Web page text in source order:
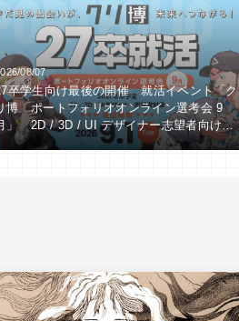
08/07
卒学生向け最後の開催 就活イベント「ク
博 ポートフォリオオンライン選考会 9
」 2D / 3D / UI デザイナー志望者向け
1（火）作品締切